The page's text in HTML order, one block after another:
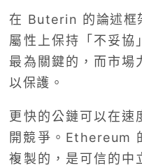
在 Buterin 的論述框
屬性上保持「不妥協
最為關鍵的，而市場
以保護。
更快的公鏈可以在速
開競爭。Ethereum
複製的，是可信的中